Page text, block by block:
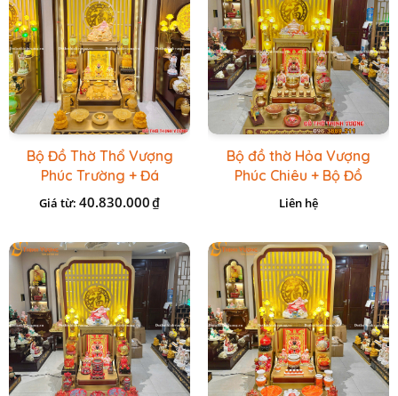
Bộ Đồ Thờ Thổ Vượng
Phúc Trường + Đá
Onix Vàng
Giá từ: 40.830.000₫
Bộ đồ thờ Hỏa Vượng
Phúc Chiêu + Bộ Đồ
Thờ Đá Đỏ Bọc Đồng
Cao cấp
Liên hệ